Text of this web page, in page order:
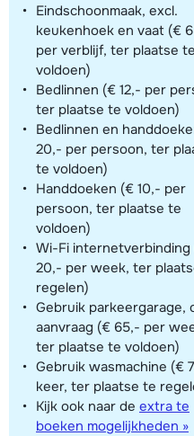
Eindschoonmaak, excl.
keukenhoek en vaat (€
per verblijf, ter plaatse te
voldoen)
Bedlinnen (€ 12,- per
ter plaatse te voldoen)
Bedlinnen en
20,- per persoon, ter
te voldoen)
Handdoeken (€ 10,- per
persoon, ter plaatse te
voldoen)
Wi-Fi internetverbinding
20,- per week, ter
regelen)
Gebruik parkeergarage,
aanvraag (€ 65,- per
ter plaatse te voldoen)
Gebruik wasmachine (€
keer, ter plaatse te
Kijk ook naar de extra te
boeken mogelijkheden »